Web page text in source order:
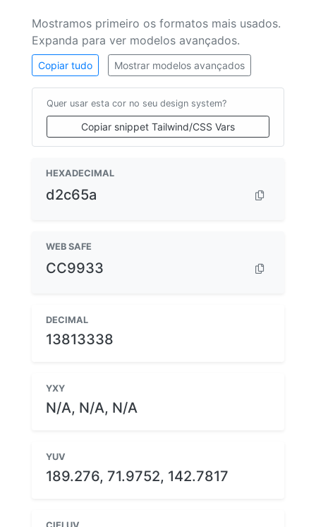
Mostramos primeiro os formatos mais usados.
Expanda para ver modelos avançados.
Copiar tudo Mostrar modelos avançados
Quer usar esta cor no seu design system?
Copiar snippet Tailwind/CSS Vars
HEXADECIMAL
d2c65a
WEB SAFE
CC9933
DECIMAL
13813338
YXY
N/A, N/A, N/A
YUV
189.276, 71.9752, 142.7817
CIELUV